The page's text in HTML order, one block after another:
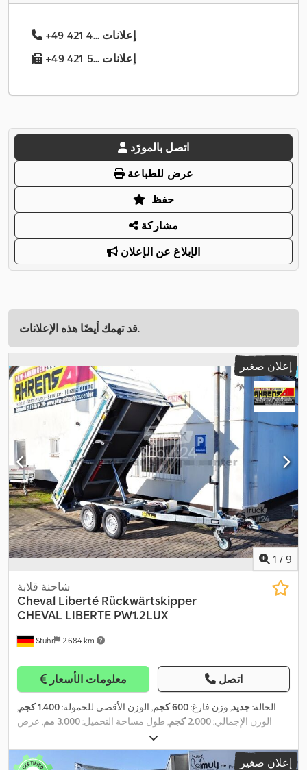
+49 421 4... إعلانات
+49 421 5... إعلانات
اتصل بالمورّد
عرض للطباعة
حفظ
مشاركة
الإبلاغ عن الإعلان
قد تهمك أيضًا هذه الإعلانات.
إعلان صغير
1 / 9
Stuhr 2.684 km
شاحنة قلابة
Cheval Liberté Rückwärtskipper
CHEVAL LIBERTE PW1.2LUX
معلومات الأسعار اتصل
الحالة:جديد, وزن فارغ:600 كجم , الوزن الأقصى للحمولة:1.400 كجم
,
الوزن الإجمالي:2.000 كجم , طول مساحة التحميل:3.000 مم
, عرض
, ارتفاع مساحة التحميل:
الإطار:155r13c,
إعلان صغير